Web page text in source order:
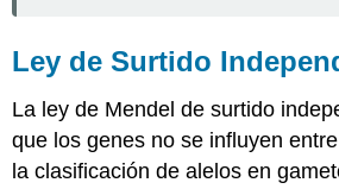
Ley de Surtido
La ley de Mendel de surtido
que los genes no se influyen
la clasificación de alelos en